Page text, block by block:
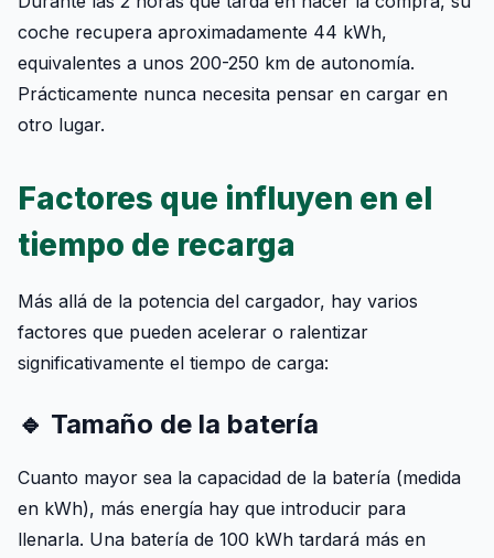
coche recupera aproximadamente 44 kWh,
equivalentes a unos 200-250 km de autonomía.
Prácticamente nunca necesita pensar en cargar en
otro lugar.
Factores que influyen en el
tiempo de recarga
Más allá de la potencia del cargador, hay varios
factores que pueden acelerar o ralentizar
significativamente el tiempo de carga:
🔹 Tamaño de la batería
Cuanto mayor sea la capacidad de la batería (medida
en kWh), más energía hay que introducir para
llenarla. Una batería de 100 kWh tardará más en